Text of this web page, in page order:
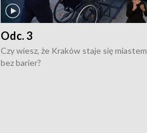
Odc. 3
Czy wiesz, że Kraków staje się miastem
bez barier?